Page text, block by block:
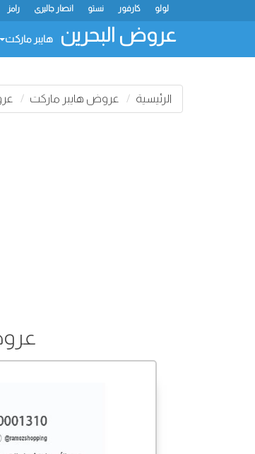
رامز انصار جاليري نستو كارفور لولو
عروض البحرين هايبر ماركت
الرئيسية عروض هايبر ماركت
عروض